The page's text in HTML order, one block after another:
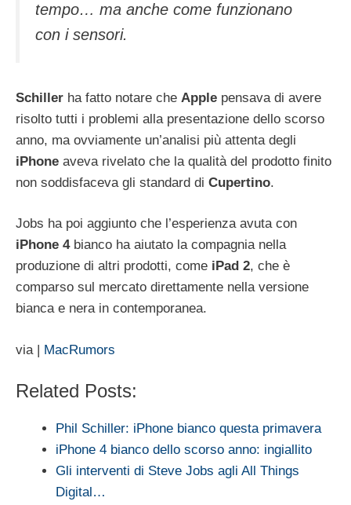
tempo… ma anche come funzionano
con i sensori.
Schiller ha fatto notare che Apple pensava di avere
risolto tutti i problemi alla presentazione dello scorso
anno, ma ovviamente un’analisi più attenta degli
iPhone aveva rivelato che la qualità del prodotto finito
non soddisfaceva gli standard di Cupertino.
Jobs ha poi aggiunto che l’esperienza avuta con
iPhone 4bianco ha aiutato la compagnia nella
produzione di altri prodotti, come iPad 2, che è
comparso sul mercato direttamente nella versione
bianca e nera in contemporanea.
via | MacRumors
Related Posts:
Phil Schiller: iPhone bianco questa primavera
iPhone 4 bianco dello scorso anno: ingiallito
Gli interventi di Steve Jobs agli All Things
Digital…